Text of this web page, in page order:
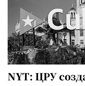
NYT: ЦРУ